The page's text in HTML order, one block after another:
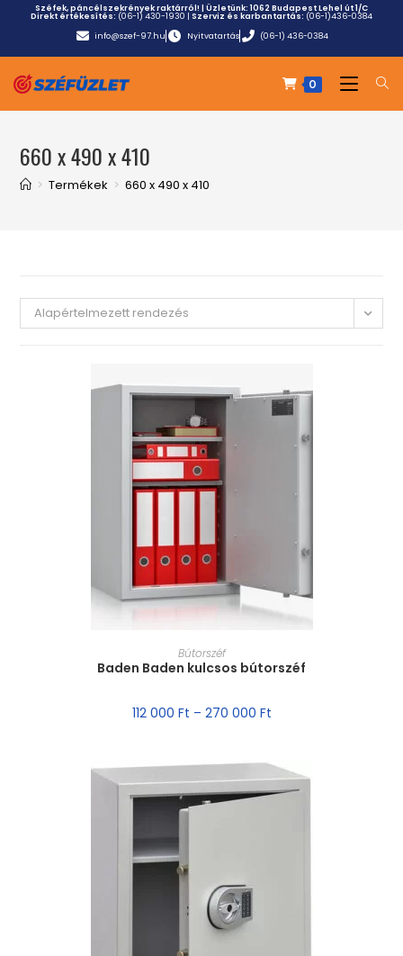
Széfek, páncélszekrények raktárról! | Üzletünk:1062 Budapest Lehel út 1/C
Direkt értékesítés: (06-1) 430-1930 | Szerviz és karbantartás: (06-1)436-0384
info@szef-97.hu
Nyitvatartás (06-1) 436-0384
0
660 x 490 x 410
> Termékek > 660 x 490 x 410
Alapértelmezett rendezés
MÉRET VÁLASZTÁSA
Bútorszéf
Baden Baden kulcsos bútorszéf
112 000 Ft – 270 000 Ft